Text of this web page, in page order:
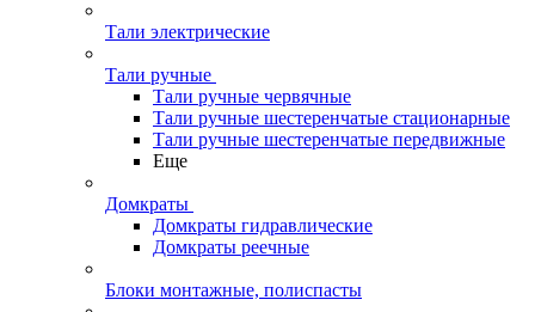
Тали электрические
Тали ручные
Тали ручные червячные
Тали ручные шестеренчатые стационарные
Тали ручные шестеренчатые передвижные
Еще
Домкраты
Домкраты гидравлические
Домкраты реечные
Блоки монтажные, полиспасты